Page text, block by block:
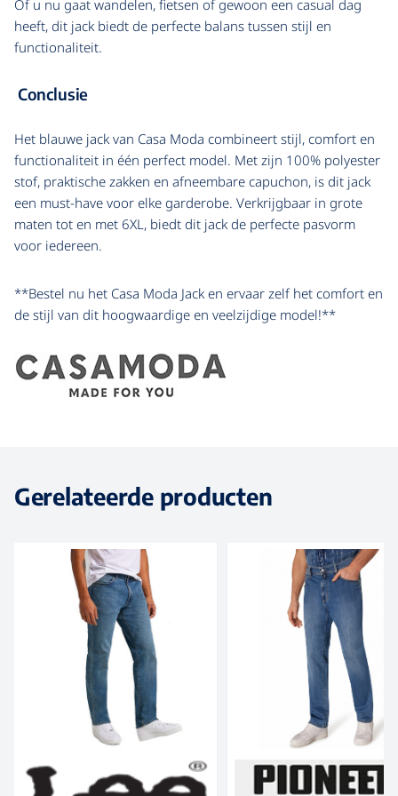
Of u nu gaat wandelen, fietsen of gewoon een casual dag
heeft, dit jack biedt de perfecte balans tussen stijl en
functionaliteit.
Conclusie
Het blauwe jack van Casa Moda combineert stijl, comfort en
functionaliteit in één perfect model. Met zijn 100% polyester
stof, praktische zakken en afneembare capuchon, is dit jack
een must-have voor elke garderobe. Verkrijgbaar in grote
maten tot en met 6XL, biedt dit jack de perfecte pasvorm
voor iedereen.
**Bestel nu het Casa Moda Jack en ervaar zelf het comfort en
de stijl van dit hoogwaardige en veelzijdige model!**
Gerelateerde producten